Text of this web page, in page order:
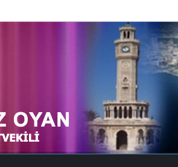
SUÇ DOSYALARI